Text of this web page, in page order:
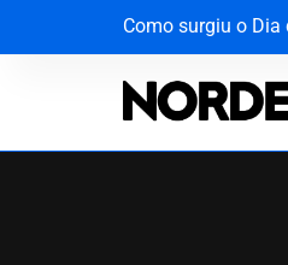
Como surgiu o Dia
Operação
Mala com R$ 1,3
A força da